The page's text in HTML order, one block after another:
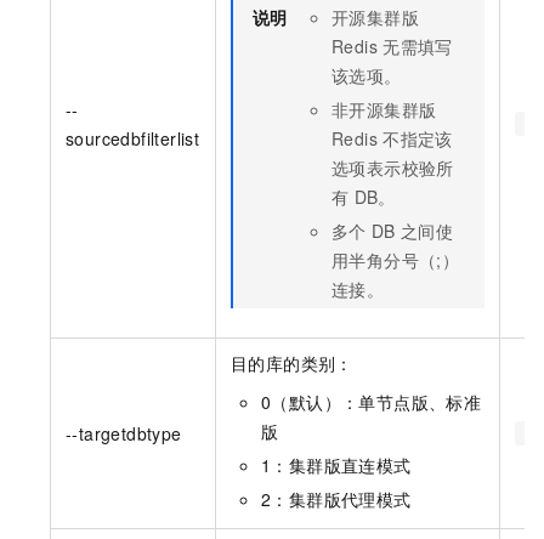
--
sourcedbfilterlist
说明
开源集群版
Redis 无需填写
该选项。
非开源集群版
Redis 不指定该
选项表示校验所
有 DB。
多个 DB 之间使
用半角分号（;）
连接。
--targetdbtype
目的库的类别：
0（默认）：单节点版、标准
版
1：集群版直连模式
2：集群版代理模式